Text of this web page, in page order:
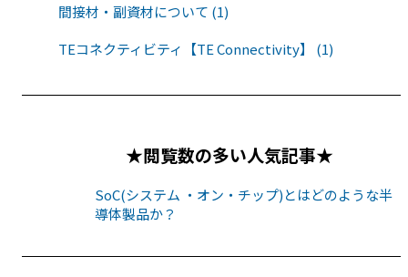
間接材・副資材について (1)
TEコネクティビティ【TE Connectivity】 (1)
★閲覧数の多い人気記事★
SoC(システム ・オン・チップ)とはどのような半
導体製品か？